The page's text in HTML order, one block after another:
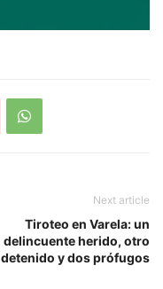
Next article
Tiroteo en Varela: un
delincuente herido, otro
detenido y dos prófugos